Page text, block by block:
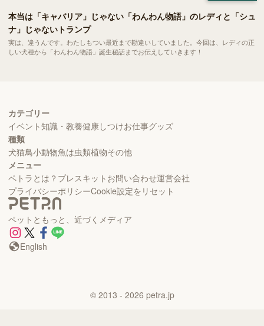
本当は「キャバリア」じゃない「わんわん物語」のレディと「シュ
ナ」じゃないトランプ
実は、違うんです。わたしもつい最近まで勘違いしていました。今回は、レディの正
しい犬種から「わんわん物語」誕生秘話までお伝えしていきます！
カテゴリー
イベント知識・教養健康しつけお仕事グッズ
種類
犬猫鳥小動物魚は虫類植物その他
メニュー
ペトラとは？ プレスキット お問い合わせ運営会社
プライバシーポリシーCookie設定をリセット
ペットともっと、近づくメディア
English
© 2013 - 2026 petra.jp